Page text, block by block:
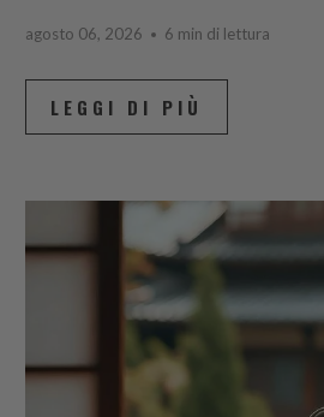
agosto 06, 2026 6 min di lettura
LEGGI DI PIÙ